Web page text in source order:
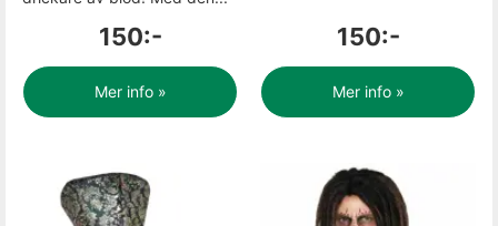
150:-
Mer info »
150:-
Mer info »